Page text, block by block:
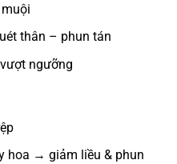
thân – phun tán
ngưỡng
hoa → giảm liều & phun